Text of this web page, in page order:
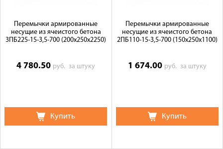
Перемычки армированные
несущие из ячеистого бетона
3ПБ225-15-3,5-700 (200х250х2250)
4 780.50 руб.за штуку
Купить
Перемычки армированные
несущие из ячеистого бетона
2ПБ110-15-3,5-700 (150х250х1100)
1 674.00 руб. за штуку
Купить